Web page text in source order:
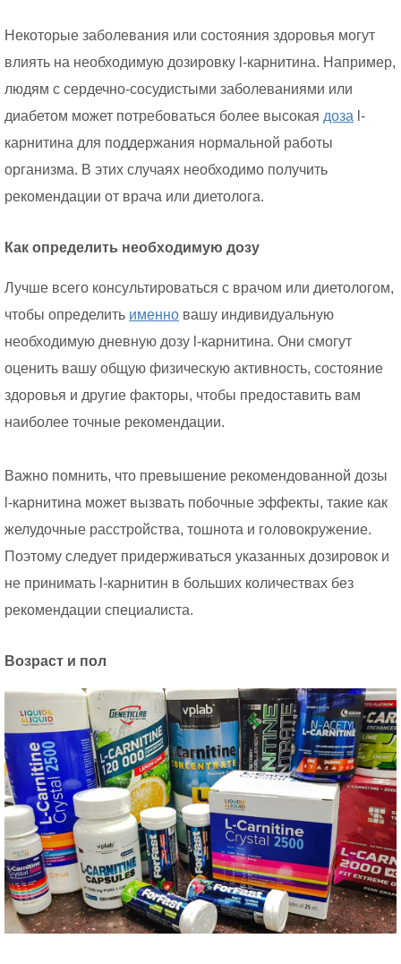
Некоторые заболевания или состояния здоровья могут
влиять на необходимую дозировку l-карнитина. Например,
людям с сердечно-сосудистыми заболеваниями или
диабетом может потребоваться более высокая доза l-
карнитина для поддержания нормальной работы
организма. В этих случаях необходимо получить
рекомендации от врача или диетолога.
Как определить необходимую дозу
Лучше всего консультироваться с врачом или диетологом,
чтобы определить именно вашу индивидуальную
необходимую дневную дозу l-карнитина. Они смогут
оценить вашу общую физическую активность, состояние
здоровья и другие факторы, чтобы предоставить вам
наиболее точные рекомендации.
Важно помнить, что превышение рекомендованной дозы
l-карнитина может вызвать побочные эффекты, такие как
желудочные расстройства, тошнота и головокружение.
Поэтому следует придерживаться указанных дозировок и
не принимать l-карнитин в больших количествах без
рекомендации специалиста.
Возраст и пол